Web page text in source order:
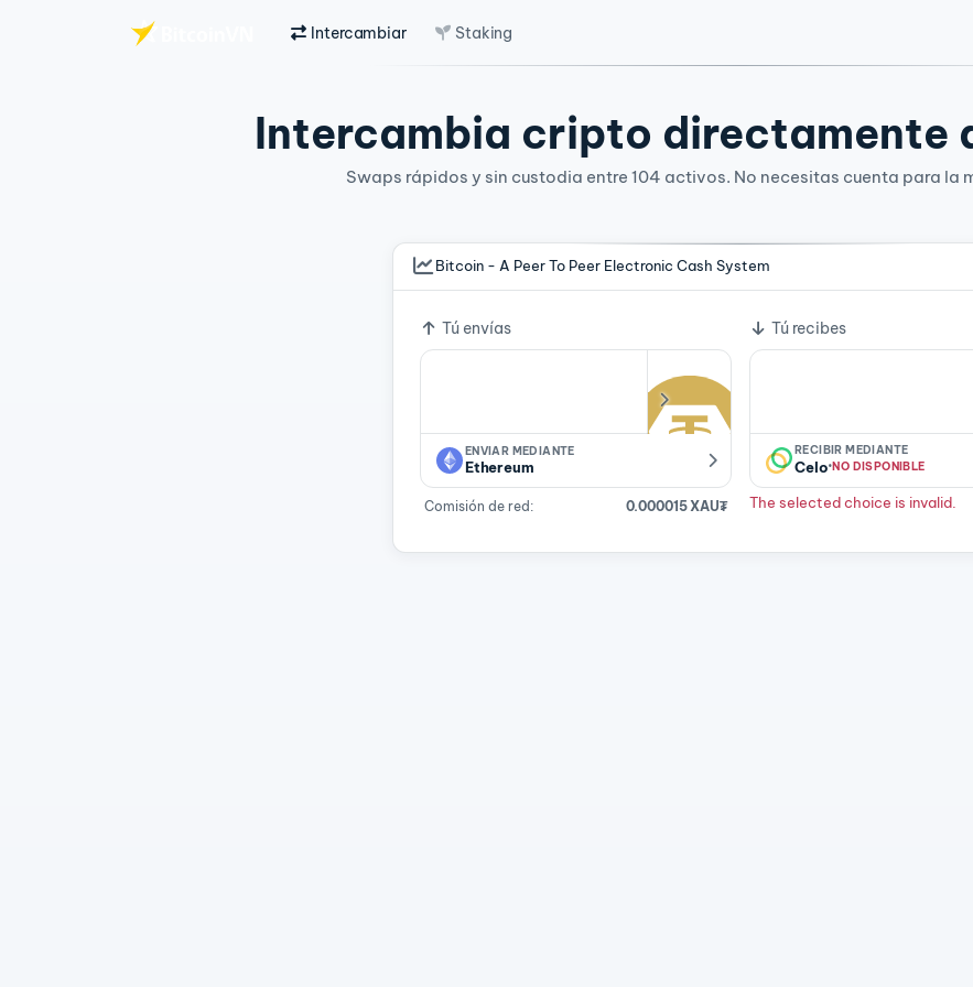
Intercambiar Staking
Intercambia cripto directamente
Swaps rápidos y sin custodia entre 104 activos. No necesitas cuenta para la
Tipo de cambio
Bitcoin - A Peer To Peer Electronic Cash System
Tú envías
ENVIAR MEDIANTE
Ethereum
Comisión de red: 0.000015 XAU₮
Tú recibes
RECIBIR MEDIANTE
Celo·NO DISPONIBLE
The selected choice is invalid.